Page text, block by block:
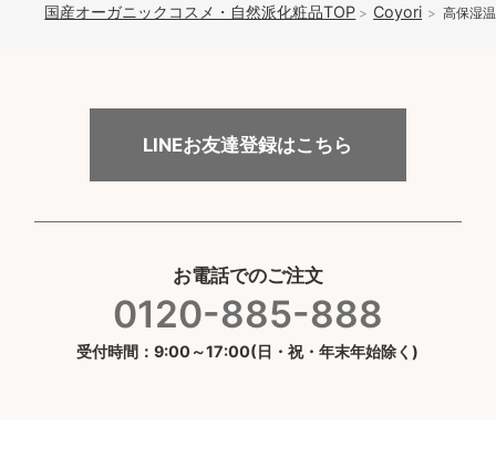
国産オーガニックコスメ・自然派化粧品TOP Coyori 高保湿
LINEお友達登録はこちら
お電話でのご注文
0120-885-888
受付時間：9:00～17:00(日・祝・年末年始除く)